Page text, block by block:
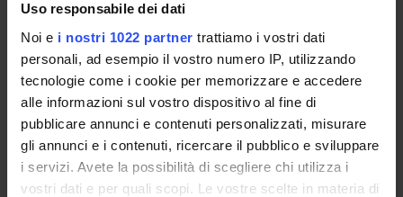
Uso responsabile dei dati
Noi e i nostri 1022 partner trattiamo i vostri dati
personali, ad esempio il vostro numero IP, utilizzando
tecnologie come i cookie per memorizzare e accedere
alle informazioni sul vostro dispositivo al fine di
pubblicare annunci e contenuti personalizzati, misurare
gli annunci e i contenuti, ricercare il pubblico e sviluppare
i servizi. Avete la possibilità di scegliere chi utilizza i
vostri dati e per quali scopi. Le vostre scelte in materia di
ORGANIZZAZIONE
GOVERNANCE
COMMISSIONI
UFFICI E STRUTTURE DI SERVIZIO